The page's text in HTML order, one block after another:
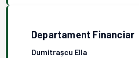
Departament Financiar
Dumitrașcu Ella